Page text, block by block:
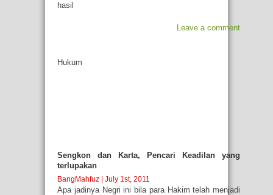
hasil
Leave a comment
Hukum
Sengkon dan Karta, Pencari Keadilan yang
terlupakan
BangMahfuz | July 1st, 2011
Apa jadinya Negri ini bila para Hakim telah menjadi